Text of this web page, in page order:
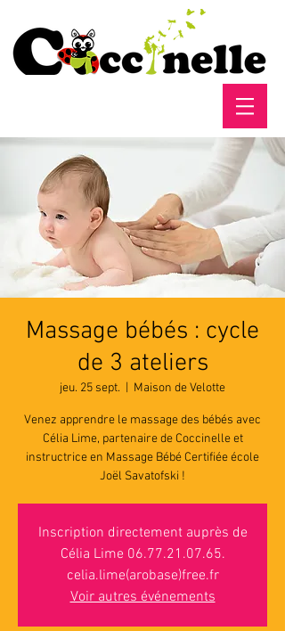
Massage bébés : cycle
de 3 ateliers
jeu. 25 sept. Maison de Velotte
Venez apprendre le massage des bébés avec
Célia Lime, partenaire de Coccinelle et
instructrice en Massage Bébé Certifiée école
Joël Savatofski !
Inscription directement auprès de
Célia Lime 06.77.21.07.65.
celia.lime(arobase)free.fr
Voir autres événements